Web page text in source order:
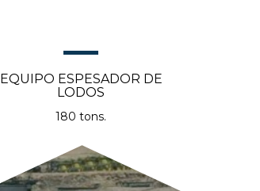
EQUIPO ESPESADOR DE
LODOS
180 tons.